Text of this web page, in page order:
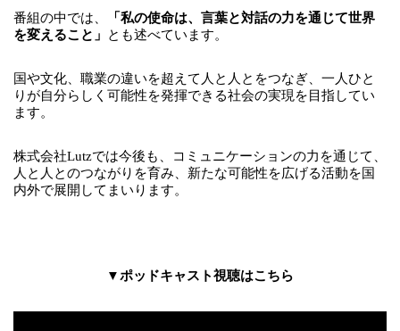
番組の中では、
「私の使命は、言葉と対話の力を通じて世界
を変えること」
とも述べています。
国や文化、職業の違いを超えて人と人とをつなぎ、一人ひと
りが自分らしく可能性を発揮できる社会の実現を目指してい
ます。
株式会社Lutzでは今後も、
コミュニケーションの力を通じて、
人と人とのつながりを育み、新たな可能性を広げる活動を国
内外で展開してまいります。
▼ポッドキャスト視聴はこちら